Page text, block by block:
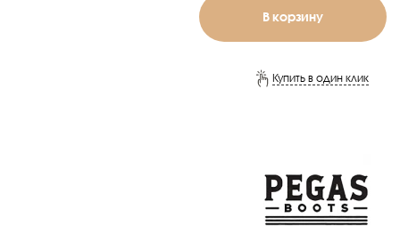
В корзину
Купить в один клик